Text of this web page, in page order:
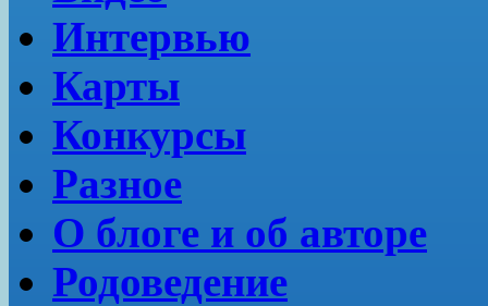
Интервью
Карты
Конкурсы
Разное
О блоге и об авторе
Родоведение